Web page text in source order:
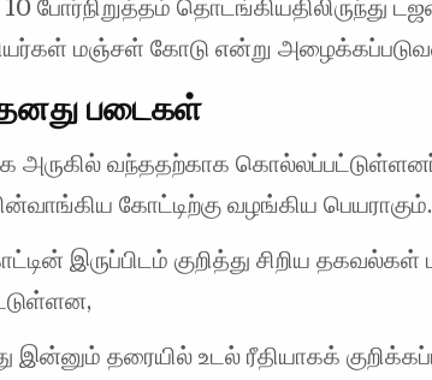
போர்நிறுத்தம் தொடங்கியதிலிருந்து
மஞ்சள் கோடு என்று
படைகள்
அருகில் வந்ததற்காக
கோட்டிற்கு வழங்கிய பெயராகும்.
இருப்பிடம் குறித்து சிறிய தகவல்கள்
இன்னும் தரையில் உடல் ரீதியாகக்